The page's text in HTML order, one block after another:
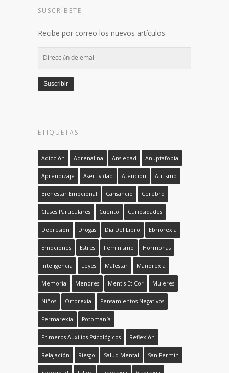
SUSCRÍBETE
Recibe por correo los nuevos artículos
Dirección
email
Suscribir
ETIQUETAS
Adicción Adrenalina Ansiedad Anuptafobia
Aprendizaje Asertividad Atención Autismo
Bienestar Emocional Cansancio Cerebro
Clases Particulares Cuento Curiosidades
Depresión Drogas Día Del Libro Ebriorexia
Emociones Estrés Feminismo Hormonas
Inteligencia Leyes Malestar Manorexia
Memoria Menores Mentis Et Cor Mujeres
Niños Ortorexia Pensamientos Negativos
Permarexia Potomanía
Primeros Auxilios Psicológicos Reflexión
Relajación Riesgo Salud Mental San Fermín